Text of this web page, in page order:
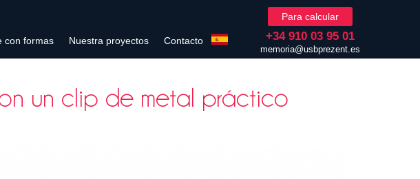
con formas Nuestra proyectos Contacto
Para calcular
+34 910 03 95 01
memoria@usbprezent.es
un clip de metal práctico